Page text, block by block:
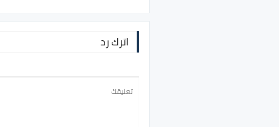
اترك رد